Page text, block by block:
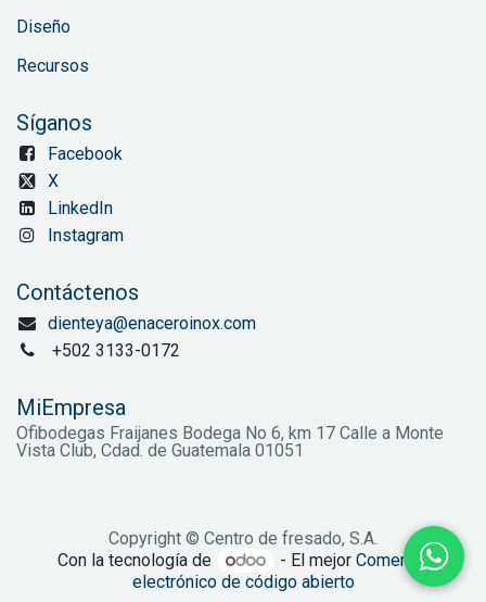
Diseño
Recursos
Síganos
Facebook
X
LinkedIn
Instagram
Contáctenos
dienteya@enaceroinox.com
+502 3133-0172
MiEmpresa
Ofibodegas Fraijanes Bodega No 6, km 17 Calle a Monte
Vista Club, Cdad. de Guatemala 01051
Copyright © Centro de fresado, S.A.
Con la tecnología de
- El mejor Comercio
electrónico de código abierto